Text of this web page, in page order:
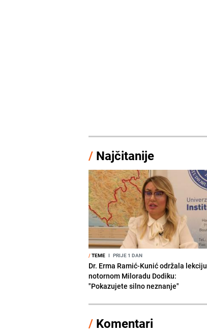
/ Najčitanije
/TEME I PRIJE 1 DAN
Dr. Erma Ramić-Kunić održala lekciju
notornom Miloradu Dodiku:
"Pokazujete silno neznanje"
/ Komentari